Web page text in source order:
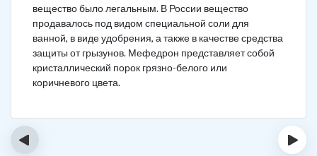
вещество было легальным. В России вещество
продавалось под видом специальной соли для
ванной, в виде удобрения, а также в качестве средства
защиты от грызунов. Мефедрон представляет собой
кристаллический порок грязно-белого или
коричневого цвета.
‹ ›